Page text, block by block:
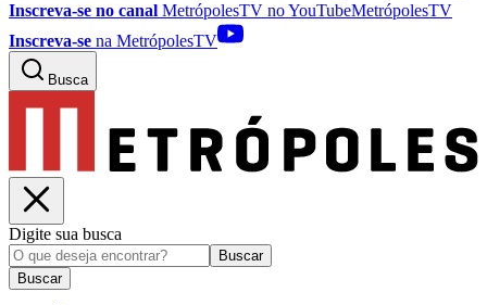
Inscreva-se no canal MetrópolesTV noYouTubeMetrópolesTV
Inscreva-se na MetrópolesTV
Busca
Digite sua busca
Buscar
Buscar